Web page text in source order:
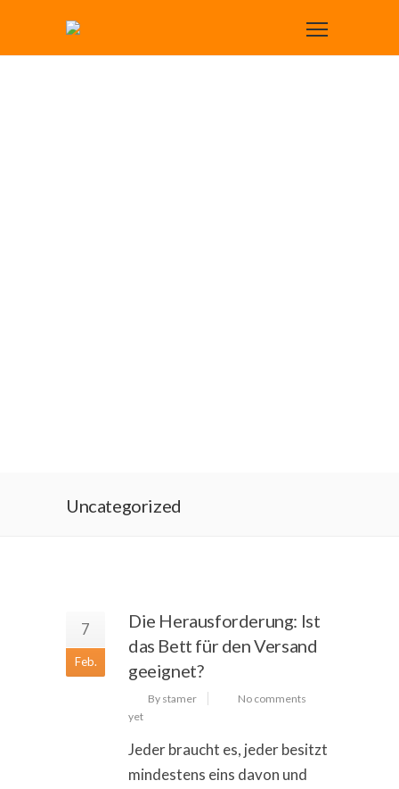
Uncategorized
7
Feb.
Die Herausforderung: Ist
das Bett für den Versand
geeignet?
By stamer
No comments
yet
Jeder braucht es, jeder besitzt
mindestens eins davon und